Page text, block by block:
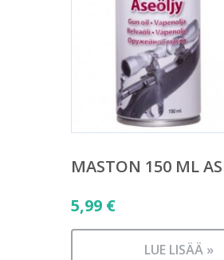
MASTON 150 ML
5,99 €
LUE LISÄÄ »